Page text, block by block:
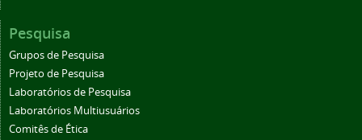
Pesquisa
Grupos de Pesquisa
Projeto de Pesquisa
Laboratórios de Pesquisa
Laboratórios Multiusuários
Comitês de Ética